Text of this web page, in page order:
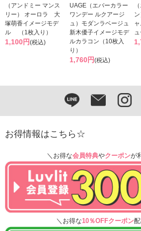
（アンドミー マンス
リー） オーロラ 大
塚萌香イメージモデ
ル （1枚入り）
1,100円(税込)
UAGE（エバーカラー
ワンデー ルクアージ
ュ）モダンラベージュ
新木優子イメージモデ
ルカラコン（10枚入
り）
1,760円(税込)
お得情報はこちら☆
＼お得な会員特典やクーポンが
＼お得な10％OFFクーポン